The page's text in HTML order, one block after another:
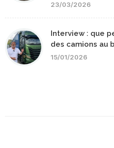
23/03/2026
Interview : que
des camions au
15/01/2026